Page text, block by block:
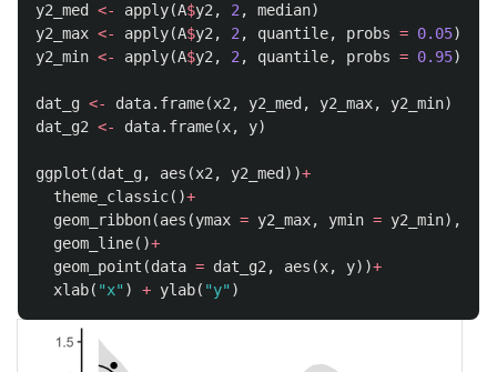
y2_med <- apply(A$y2 , 2 , median)
y2_max <- apply(A$y2 , 2 , quantile, probs = 0.05)
y2_min <- apply(A$y2 , 2 , quantile, probs = 0.95)
dat_g <- data.frame(x2 , y2_med , y2_max, y2_min)
dat_g2 <- data.frame(x, y)
ggplot (dat_g, aes (x2 , y2_med ))+
theme_classic()+
geom_ribbon(aes (ymax = y2_max, ymin = y2_min),
geom_line()+
geom_point (data = dat_g2 , aes (x, y))+
xlab( "x" ) + ylab( "y" )